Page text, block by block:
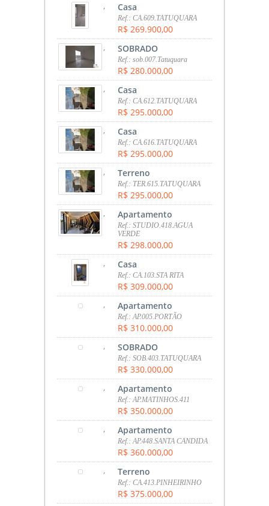
, Casa
Ref.: CA.609.TATUQUARA
R$ 269.900,00
, SOBRADO
Ref.: sob.007.Tatuquara
R$ 280.000,00
, Casa
Ref.: CA.612.TATUQUARA
R$ 295.000,00
, Casa
Ref.: CA.616.TATUQUARA
R$ 295.000,00
, Terreno
Ref.: TER.615.TATUQUARA
R$ 295.000,00
, Apartamento
Ref.: STUDIO.418.AGUA
VERDE
R$ 298.000,00
, Casa
Ref.: CA.103.STA RITA
R$ 309.000,00
, Apartamento
Ref.: AP.005.PORTÃO
R$ 310.000,00
, SOBRADO
Ref.: SOB.403.TATUQUARA
R$ 330.000,00
, Apartamento
Ref.: AP.MATINHOS.411
R$ 350.000,00
, Apartamento
Ref.: AP.448.SANTA CANDIDA
R$ 360.000,00
, Terreno
Ref.: CA.413.PINHEIRINHO
R$ 375.000,00